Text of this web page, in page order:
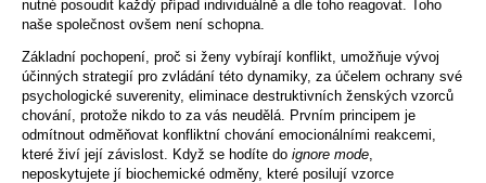
nutné posoudit každý případ individuálně a dle toho reagovat. Toho
naše společnost ovšem není schopna.
Základní pochopení, proč si ženy vybírají konflikt, umožňuje vývoj
účinných strategií pro zvládání této dynamiky, za účelem ochrany své
psychologické suverenity, eliminace destruktivních ženských vzorců
chování, protože nikdo to za vás neudělá. Prvním principem je
odmítnout odměňovat konfliktní chování emocionálními reakcemi,
které živí její závislost. Když se hodíte do ignore mode
neposkytujete jí biochemické odměny, které posilují vzorce